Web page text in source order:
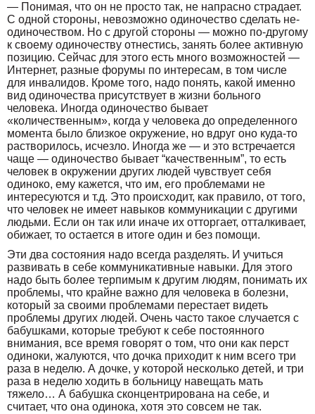
— Понимая, что он не просто так, не напрасно страдает.
С одной стороны, невозможно одиночество сделать не-
одиночеством. Но с другой стороны — можно по-другому
к своему одиночеству отнестись, занять более активную
позицию. Сейчас для этого есть много возможностей —
Интернет, разные форумы по интересам, в том числе
для инвалидов. Кроме того, надо понять, какой именно
вид одиночества присутствует в жизни больного
человека. Иногда одиночество бывает
«количественным», когда у человека до определенного
момента было близкое окружение, но вдруг оно куда-то
растворилось, исчезло. Иногда же — и это встречается
чаще — одиночество бывает “качественным”, то есть
человек в окружении других людей чувствует себя
одиноко, ему кажется, что им, его проблемами не
интересуются и т.д. Это происходит, как правило, от того,
что человек не имеет навыков коммуникации с другими
людьми. Если он так или иначе их отторгает, отталкивает,
обижает, то остается в итоге один и без помощи.
Эти два состояния надо всегда разделять. И учиться
развивать в себе коммуникативные навыки. Для этого
надо быть более терпимым к другим людям, понимать их
проблемы, что крайне важно для человека в болезни,
который за своими проблемами перестает видеть
проблемы других людей. Очень часто такое случается с
бабушками, которые требуют к себе постоянного
внимания, все время говорят о том, что они как перст
одиноки, жалуются, что дочка приходит к ним всего три
раза в неделю. А дочке, у которой несколько детей, и три
раза в неделю ходить в больницу навещать мать
тяжело… А бабушка сконцентрирована на себе, и
считает, что она одинока, хотя это совсем не так.